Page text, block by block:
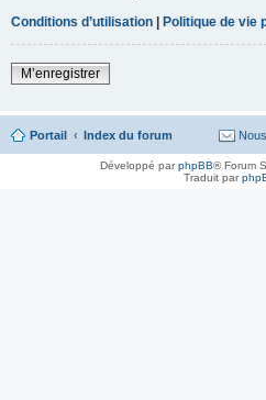
Conditions d’utilisation | Politique de vie
M’enregistrer
Portail Index du forum
Développé parphpBB® Forum
Traduit par